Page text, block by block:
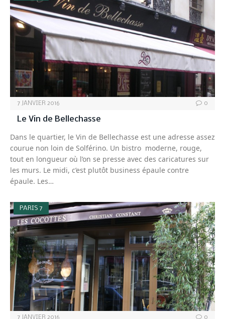
7 JANVIER 2016 0
Le Vin de Bellechasse
Dans le quartier, le Vin de Bellechasse est une adresse assez
courue non loin de Solférino. Un bistro moderne, rouge,
tout en longueur où l’on se presse avec des caricatures sur
les murs. Le midi, c’est plutôt business épaule contre
épaule. Les…
PARIS 7
7 JANVIER 2016 0